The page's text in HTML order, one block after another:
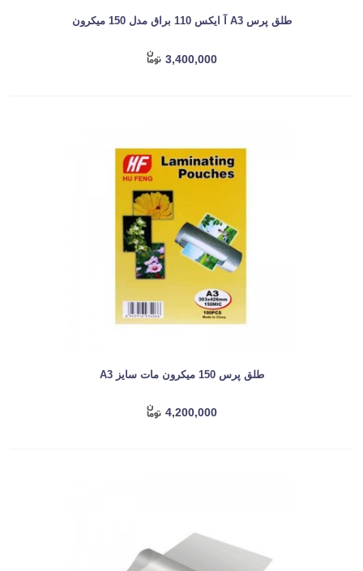
طلق پرس A3 آ ایکس 110 براق مدل 150 میکرون
3,400,000
طلق پرس 150 میکرون مات سایز A3
4,200,000